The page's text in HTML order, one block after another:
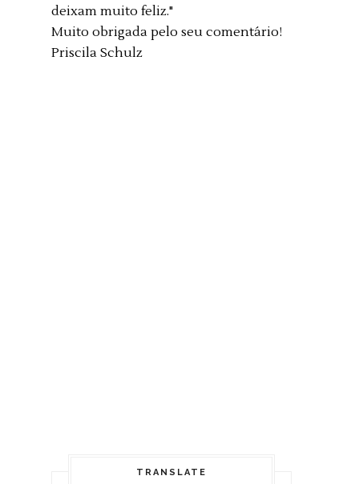
deixam muito feliz."
Muito obrigada pelo seu comentário!
Priscila Schulz
TRANSLATE